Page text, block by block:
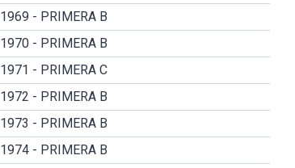
1969 - PRIMERA B
1970 - PRIMERA B
1971 - PRIMERA C
1972 - PRIMERA B
1973 - PRIMERA B
1974 - PRIMERA B